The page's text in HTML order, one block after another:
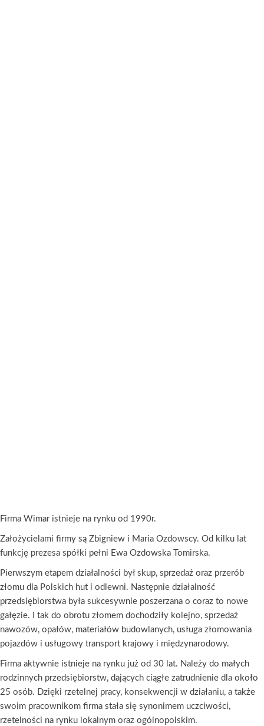
Firma Wimar istnieje na rynku od 1990r.
Założycielami firmy są Zbigniew i Maria Ozdowscy. Od kilku lat
funkcję prezesa spółki pełni Ewa Ozdowska Tomirska.
Pierwszym etapem działalności był skup, sprzedaż oraz przerób
złomu dla Polskich hut i odlewni. Następnie działalność
przedsiębiorstwa była sukcesywnie poszerzana o coraz to nowe
gałęzie. I tak do obrotu złomem dochodziły kolejno, sprzedaż
nawozów, opałów, materiałów budowlanych, usługa złomowania
pojazdów i usługowy transport krajowy i międzynarodowy.
Firma aktywnie istnieje na rynku już od 30 lat. Należy do małych
rodzinnych przedsiębiorstw, dających ciągłe zatrudnienie dla około
25 osób. Dzięki rzetelnej pracy, konsekwencji w działaniu, a także
swoim pracownikom firma stała się synonimem uczciwości,
rzetelności na rynku lokalnym oraz ogólnopolskim.